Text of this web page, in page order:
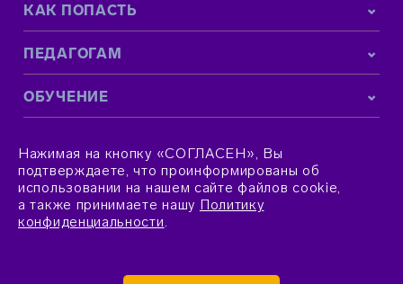
КАК ПОПАСТЬ
ПЕДАГОГАМ
ОБУЧЕНИЕ
Нажимая на кнопку «СОГЛАСЕН», Вы
подтверждаете, что проинформированы об
использовании на нашем сайте файлов cookie,
а также принимаете нашу Политику
конфиденциальности.